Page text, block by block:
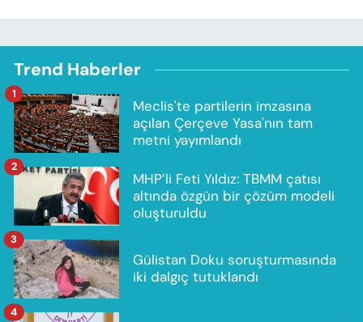
Trend Haberler
Meclis'te partilerin imzasına
açılan Çerçeve Yasa'nın tam
metni yayımlandı
1
MHP’li Feti Yıldız: TBMM çatısı
altında özgün bir çözüm modeli
oluşturuldu
2
Gülistan Doku soruşturmasında
iki dalgıç tutuklandı
3
4